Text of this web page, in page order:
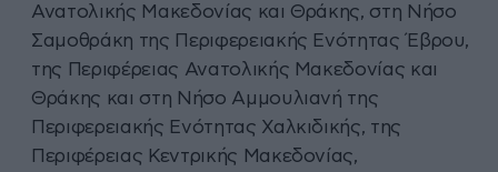
Ανατολικής Μακεδονίας και Θράκης, στη Νήσο
Σαμοθράκη της Περιφερειακής Ενότητας Έβρου,
της Περιφέρειας Ανατολικής Μακεδονίας και
Θράκης και στη Νήσο Αμμουλιανή της
Περιφερειακής Ενότητας Χαλκιδικής, της
Περιφέρειας Κεντρικής Μακεδονίας,